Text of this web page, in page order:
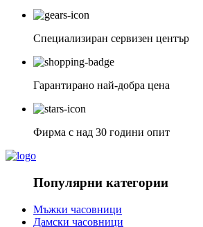
Специализиран сервизен център
Гарантирано най-добра цена
Фирма с над 30 години опит
Популярни категории
Мъжки часовници
Дамски часовници